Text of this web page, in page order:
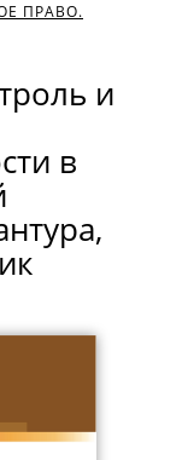
ПРАВО.
и
в